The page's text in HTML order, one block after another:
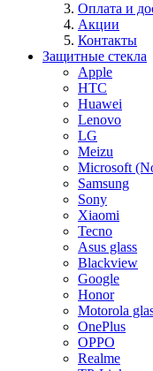
Оплата и
Акции
Контакты
Защитные стекла
Apple
HTC
Huawei
Lenovo
LG
Meizu
Microsoft
Samsung
Sony
Xiaomi
Tecno
Asus glass
Blackview
Google
Honor
Motorola
OnePlus
OPPO
Realme